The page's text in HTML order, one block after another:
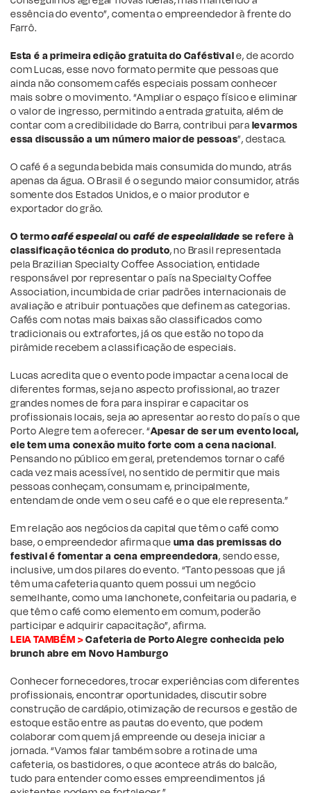
essência do evento”, comenta o empreendedor à frente do
Farrô.
Esta é a primeira edição gratuita do Caféstivale, de acordo
com Lucas, esse novo formato permite que pessoas que
ainda não consomem cafés especiais possam conhecer
mais sobre o movimento. “Ampliar o espaço físico e eliminar
o valor de ingresso, permitindo a entrada gratuita, além de
contar com a credibilidade do Barra, contribui paralevarmos
essa discussão a um número maior de pessoas”, destaca.
O café é a segunda bebida mais consumida do mundo, atrás
apenas da água. O Brasil é o segundo maior consumidor, atrás
somente dos Estados Unidos, e o maior produtor e
exportador do grão.
O termocafé especialoucafé de especialidadese refere à
classificação técnica do produto, no Brasil representada
pela Brazilian Specialty Coffee Association, entidade
responsável por representar o país na Specialty Coffee
Association, incumbida de criar padrões internacionais de
avaliação e atribuir pontuações que definem as categorias.
Cafés com notas mais baixas são classificados como
tradicionais ou extrafortes, já os que estão no topo da
pirâmide recebem a classificação de especiais.
Lucas acredita que o evento pode impactar a cena local de
diferentes formas, seja no aspecto profissional, ao trazer
grandes nomes de fora para inspirar e capacitar os
profissionais locais, seja ao apresentar ao resto do país o que
Porto Alegre tem a oferecer. “Apesar de ser um evento local,
ele tem uma conexão muito forte com a cena nacional.
Pensando no público em geral, pretendemos tornar o café
cada vez mais acessível, no sentido de permitir que mais
pessoas conheçam, consumam e, principalmente,
entendam de onde vem o seu café e o que ele representa.”
Em relação aos negócios da capital que têm o café como
base, o empreendedor afirma queuma das premissas do
festival é fomentar a cena empreendedora, sendo esse,
inclusive, um dos pilares do evento. “Tanto pessoas que já
têm uma cafeteria quanto quem possui um negócio
semelhante, como uma lanchonete, confeitaria ou padaria, e
que têm o café como elemento em comum, poderão
participar e adquirir capacitação”, afirma.
LEIA TAMBÉM >Cafeteria de Porto Alegre conhecida pelo
brunch abre em Novo Hamburgo
Conhecer fornecedores, trocar experiências com diferentes
profissionais, encontrar oportunidades, discutir sobre
construção de cardápio, otimização de recursos e gestão de
estoque estão entre as pautas do evento, que podem
colaborar com quem já empreende ou deseja iniciar a
jornada. “Vamos falar também sobre a rotina de uma
cafeteria, os bastidores, o que acontece atrás do balcão,
tudo para entender como esses empreendimentos já